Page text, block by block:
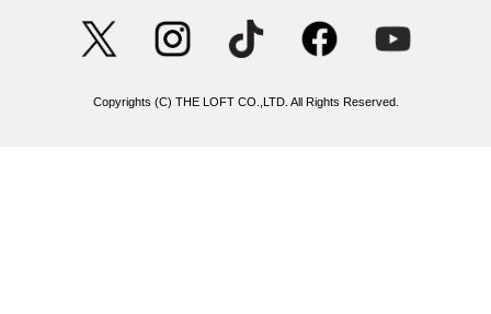
Copyrights (C) THE LOFT CO.,LTD. All Rights Reserved.